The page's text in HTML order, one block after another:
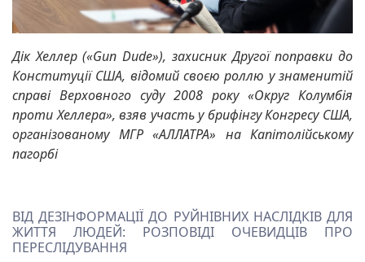
Дік Хеллер («Gun Dude»), захисник Другої поправки до
Конституції США, відомий своєю роллю у знаменитій
справі Верховного суду 2008 року «Округ Колумбія
проти Хеллера», взяв участь у брифінгу Конгресу США,
організованому МГР «АЛЛАТРА» на Капітолійському
пагорбі
ВІД ДЕЗІНФОРМАЦІЇ ДО РУЙНІВНИХ НАСЛІДКІВ ДЛЯ
ЖИТТЯ ЛЮДЕЙ: РОЗПОВІДІ ОЧЕВИДЦІВ ПРО
ПЕРЕСЛІДУВАННЯ